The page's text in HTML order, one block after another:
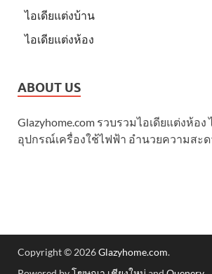
ไอเดียแต่งบ้าน
ไอเดียแต่งห้อง
ABOUT US
Glazyhome.com รวบรวมไอเดียแต่งห้อง
อุปกรณ์เครื่องใช้ไฟฟ้า อำนวยความสะ
Copyright © 2026Glazyhome.com.